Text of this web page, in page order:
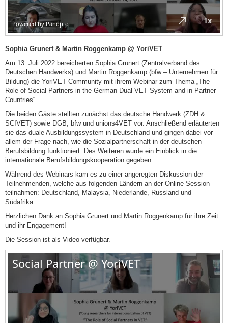
Sophia Grunert & Martin Roggenkamp @ YoriVET
Am 13. Juli 2022 bereicherten Sophia Grunert (Zentralverband des
Deutschen Handwerks) und Martin Roggenkamp (bfw – Unternehmen für
Bildung) die YoriVET Community mit ihrem Webinar zum Thema „The
Role of Social Partners in the German Dual VET System and in Partner
Countries“.
Die beiden Gäste stellten zunächst das deutsche Handwerk (ZDH &
SCIVET) sowie DGB, bfw und unions4VET vor. Anschließend erläuterten
sie das duale Ausbildungssystem in Deutschland und gingen dabei vor
allem der Frage nach, wie die Sozialpartnerschaft in der deutschen
Berufsbildung funktioniert. Des Weiteren wurde ein Einblick in die
internationale Berufsbildungskooperation gegeben.
Während des Webinars kam es zu einer angeregten Diskussion der
Teilnehmenden, welche aus folgenden Ländern an der Online-Session
teilnahmen: Deutschland, Malaysia, Niederlande, Russland und
Südafrika.
Herzlichen Dank an Sophia Grunert und Martin Roggenkamp für ihre Zeit
und ihr Engagement!
Die Session ist als Video verfügbar.